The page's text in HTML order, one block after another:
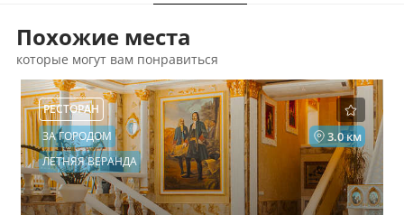
Похожие места
которые могут вам понравиться
РЕСТОРАН
3.0 км
ЗА ГОРОДОМ
ЛЕТНЯЯ ВЕРАНДА